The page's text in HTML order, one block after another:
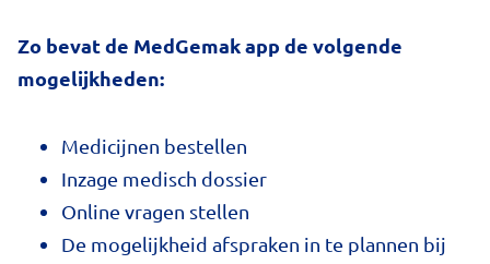
Zo bevat de MedGemak app de volgende
mogelijkheden:
Medicijnen bestellen
Inzage medisch dossier
Online vragen stellen
De mogelijkheid afspraken in te plannen bij